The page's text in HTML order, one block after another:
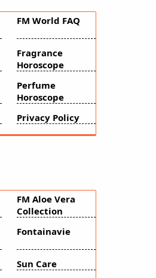
FM World FAQ
Fragrance
Horoscope
Perfume
Horoscope
Privacy Policy
FM Aloe Vera
Collection
Fontainavie
Sun Care